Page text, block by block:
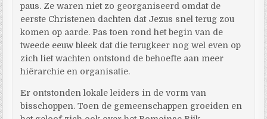
paus. Ze waren niet zo georganiseerd omdat de
eerste Christenen dachten dat Jezus snel terug zou
komen op aarde. Pas toen rond het begin van de
tweede eeuw bleek dat die terugkeer nog wel even op
zich liet wachten ontstond de behoefte aan meer
hiërarchie en organisatie.
Er ontstonden lokale leiders in de vorm van
bisschoppen. Toen de gemeenschappen groeiden en